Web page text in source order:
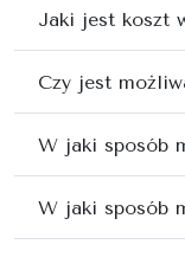
Jaki jest koszt
Czy jest
W jaki sposób
W jaki sposób